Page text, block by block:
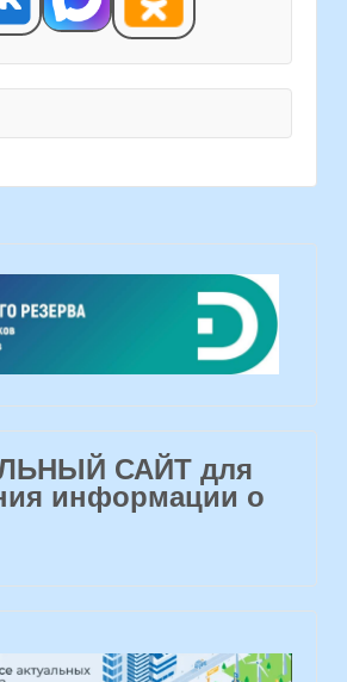
САЙТ для
информации о